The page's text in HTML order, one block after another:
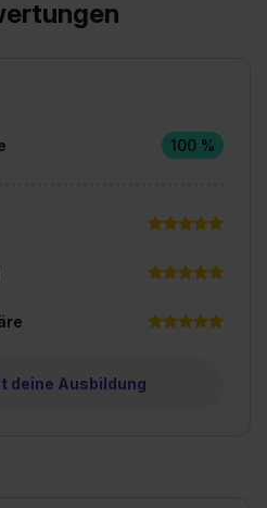
100 %
deine Ausbildung